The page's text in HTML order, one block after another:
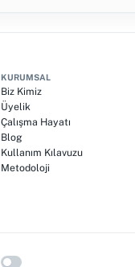
KURUMSAL
Biz Kimiz
Üyelik
Çalışma Hayatı
Blog
Kullanım Kılavuzu
Metodoloji